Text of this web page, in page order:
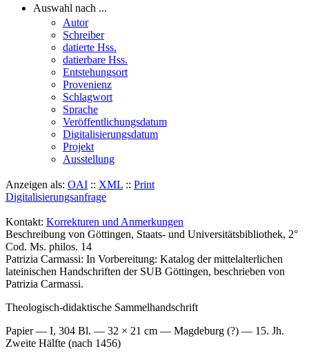
Auswahl nach ...
Autor
Schreiber
datierte Hss.
datierbare Hss.
Entstehungsort
Provenienz
Schlagwort
Sprache
Veröffentlichungsdatum
Digitalisierungsdatum
Projekt
Ausstellung
Anzeigen als: OAI :: XML :: Print
Digitalisierungsanfrage
Kontakt: Korrekturen und Anmerkungen
Beschreibung von Göttingen, Staats- und Universitätsbibliothek, 2°
Cod. Ms. philos. 14
Patrizia Carmassi: In Vorbereitung: Katalog der mittelalterlichen
lateinischen Handschriften der SUB Göttingen, beschrieben von
Patrizia Carmassi.
Theologisch-didaktische Sammelhandschrift
Papier — I, 304 Bl. — 32 × 21 cm — Magdeburg (?) — 15. Jh.
Zweite Hälfte (nach 1456)